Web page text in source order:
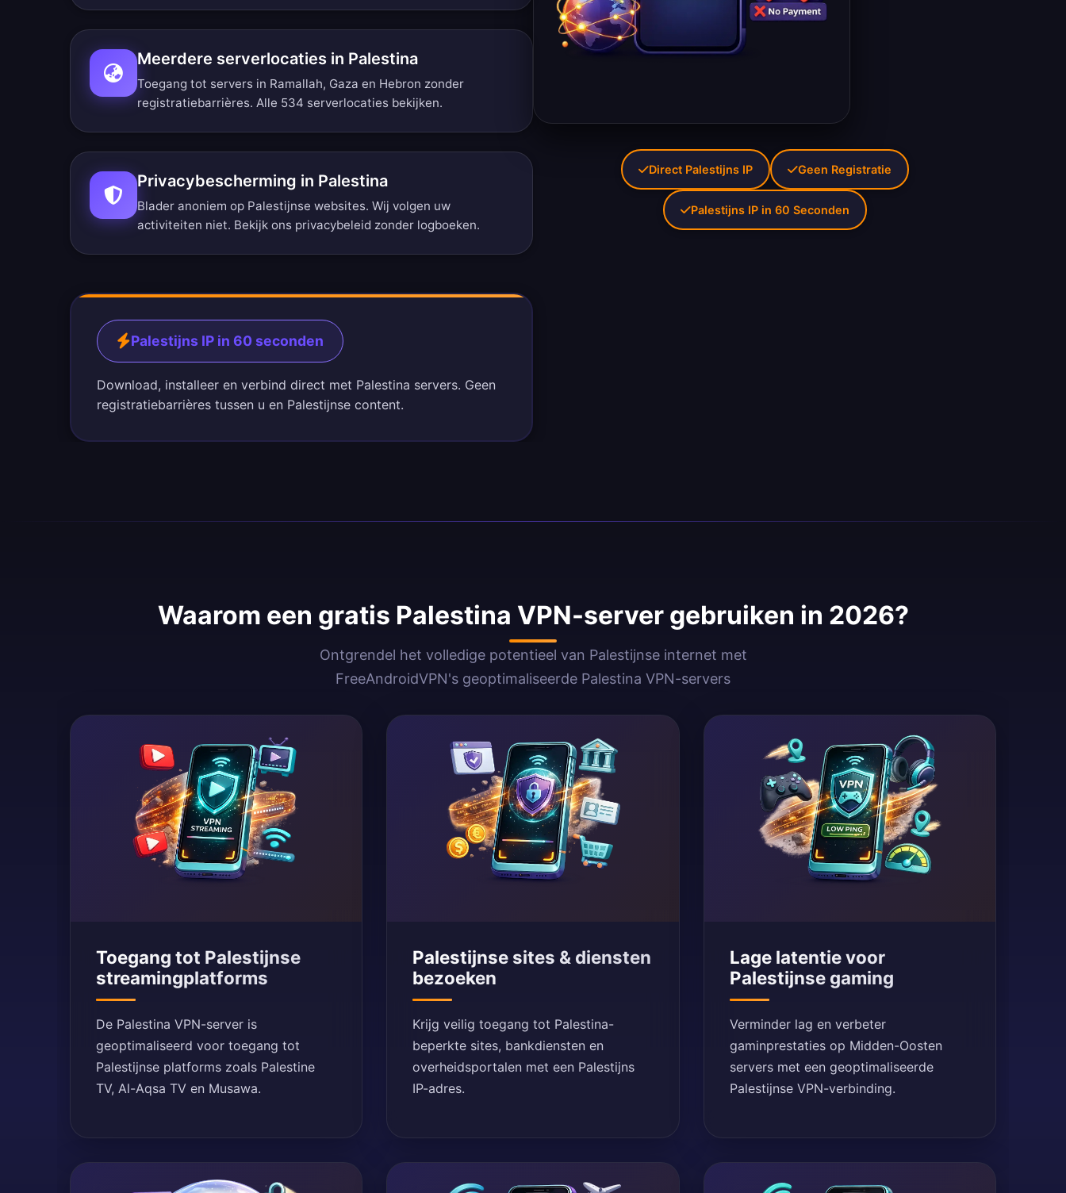
Meerdere serverlocaties in Palestina
Toegang tot servers in Ramallah, Gaza en Hebron zonder
registratiebarrières. Alle 534 serverlocaties bekijken.
Privacybescherming in Palestina
Blader anoniem op Palestijnse websites. Wij volgen uw
activiteiten niet. Bekijk ons privacybeleid zonder logboeken.
Palestijns IP in 60 seconden
Download, installeer en verbind direct met Palestina servers. Geen
registratiebarrières tussen u en Palestijnse content.
Direct Palestijns IP Geen Registratie
Palestijns IP in 60 Seconden
Waarom een gratis Palestina VPN-server gebruiken in 2026?
Ontgrendel het volledige potentieel van Palestijnse internet met
FreeAndroidVPN's geoptimaliseerde Palestina VPN-servers
Toegang tot Palestijnse
streamingplatforms
De Palestina VPN-server is
geoptimaliseerd voor toegang tot
Palestijnse platforms zoals Palestine
TV, Al-Aqsa TV en Musawa.
Palestijnse sites & diensten
bezoeken
Krijg veilig toegang tot Palestina-
beperkte sites, bankdiensten en
overheidsportalen met een Palestijns
IP-adres.
Lage latentie voor
Palestijnse gaming
Verminder lag en verbeter
gaminprestaties op Midden-Oosten
servers met een geoptimaliseerde
Palestijnse VPN-verbinding.